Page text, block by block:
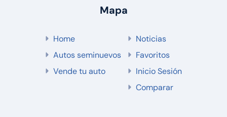
Mapa
Home
Autos seminuevos
Vende tu auto
Noticias
Favoritos
Inicio Sesión
Comparar